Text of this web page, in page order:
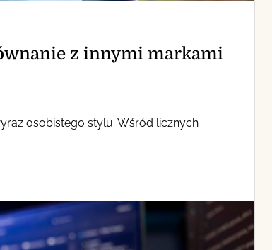
z innymi markami
osobistego stylu. Wśród licznych